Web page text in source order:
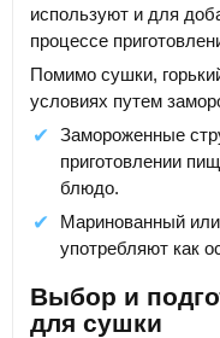
используют и для
процессе
Помимо сушки,
условиях путем
Замороженные
приготовлении
блюдо.
Маринованный
употребляют как
Выбор и
для сушки